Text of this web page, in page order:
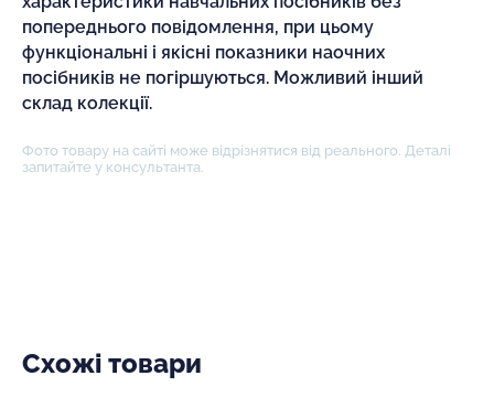
попереднього повідомлення, при цьому
функціональні і якісні показники наочних
посібників не погіршуються. Можливий інший
склад колекції.
Фото товару на сайті може відрізнятися від реального. Деталі
запитайте у консультанта.
Схожі товари